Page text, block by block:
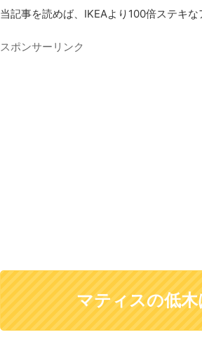
当記事を読めば、IKEAより100倍ステキ
スポンサーリンク
マティスの低